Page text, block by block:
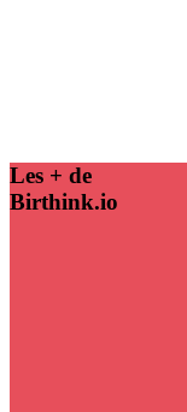
Les + de
Birthink.io